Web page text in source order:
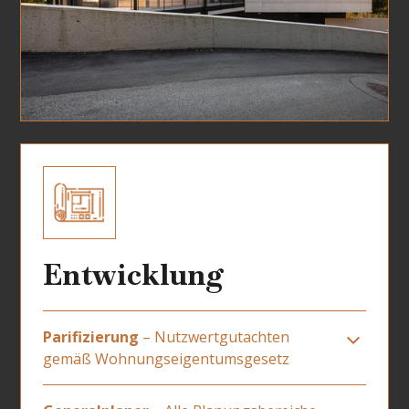
Hausverwaltungen im Auftrag von
Wohnungseigentümergemeinschaften immer
wichtiger. Durch unsere Beratung ist es Ihnen
möglich eine objektive Grundlage für z.b. den
Kauf bzw. Verkauf Ihrer Immobilie zu erhalten.
Diese Bauzustandsbeurteilung kann für die
Finanzierung unter Umständen von großer
Bedeutung sein.
Entwicklung
Parifizierung – Nutzwertgutachten
gemäß Wohnungseigentumsgesetz